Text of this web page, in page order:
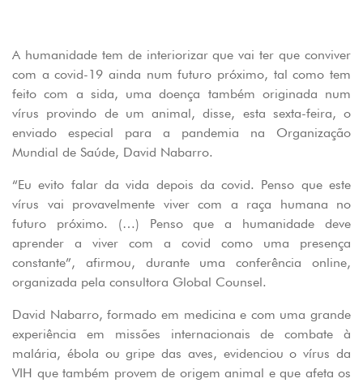
A humanidade tem de interiorizar que vai ter que conviver
com a covid-19 ainda num futuro próximo, tal como tem
feito com a sida, uma doença também originada num
vírus provindo de um animal, disse, esta sexta-feira, o
enviado especial para a pandemia na Organização
Mundial de Saúde, David Nabarro.
“Eu evito falar da vida depois da covid. Penso que este
vírus vai provavelmente viver com a raça humana no
futuro próximo. (…) Penso que a humanidade deve
aprender a viver com a covid como uma presença
constante”, afirmou, durante uma conferência online,
organizada pela consultora Global Counsel.
David Nabarro, formado em medicina e com uma grande
experiência em missões internacionais de combate à
malária, ébola ou gripe das aves, evidenciou o vírus da
VIH que também provem de origem animal e que afeta os